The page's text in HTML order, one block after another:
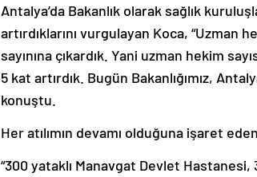
Antalya’da Bakanlık olarak sağlık
artırdıklarını vurgulayan Koca, “Uzman
sayınına çıkardık. Yani uzman hekim
5 kat artırdık. Bugün Bakanlığımız,
konuştu.
Her atılımın devamı olduğuna işaret
“300 yataklı Manavgat Devlet